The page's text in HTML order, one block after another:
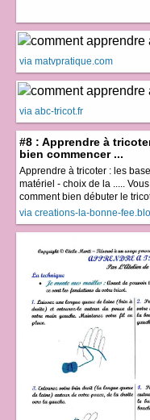
via matvpratique.com
via abc-tricot.fr
#8 : Apprendre à
bien commencer ...
Apprendre à tricoter : les
matériel - choix de la .....
comment bien débuter le
via creations-la-bonne-